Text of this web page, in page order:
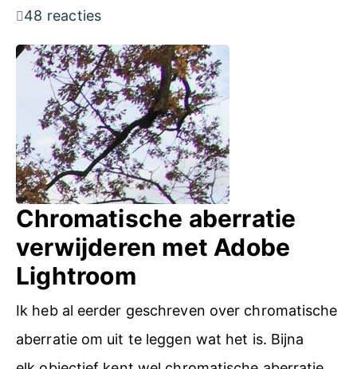
r
J
P
G
48 reacties
Chromatische aberratie
verwijderen met Adobe
Lightroom
Ik heb al eerder geschreven over chromatische
aberratie om uit te leggen wat het is. Bijna